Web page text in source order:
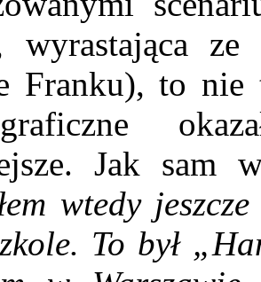
wyrastająca ze
Franku), to nie
Jak sam
wtedy
To był